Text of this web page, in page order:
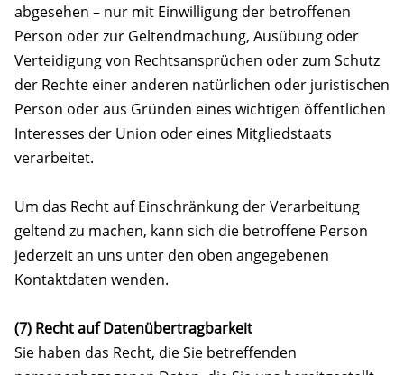
abgesehen – nur mit Einwilligung der betroffenen
Person oder zur Geltendmachung, Ausübung oder
Verteidigung von Rechtsansprüchen oder zum Schutz
der Rechte einer anderen natürlichen oder juristischen
Person oder aus Gründen eines wichtigen öffentlichen
Interesses der Union oder eines Mitgliedstaats
verarbeitet.
Um das Recht auf Einschränkung der Verarbeitung
geltend zu machen, kann sich die betroffene Person
jederzeit an uns unter den oben angegebenen
Kontaktdaten wenden.
(7) Recht auf Datenübertragbarkeit
Sie haben das Recht, die Sie betreffenden